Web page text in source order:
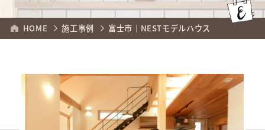
HOME 施工事例 富士市｜NESTモデルハウス